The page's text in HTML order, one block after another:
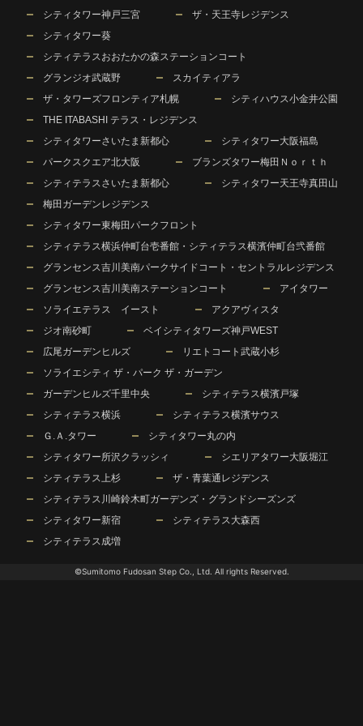
シティタワー神戸三宮
ザ・天王寺レジデンス
シティタワー葵
シティテラスおおたかの森ステーションコート
グランジオ武蔵野
スカイティアラ
ザ・タワーズフロンティア札幌
シティハウス小金井公園
THE ITABASHI テラス・レジデンス
シティタワーさいたま新都心
シティタワー大阪福島
パークスクエア北大阪
ブランズタワー梅田Ｎｏｒｔｈ
シティテラスさいたま新都心
シティタワー天王寺真田山
梅田ガーデンレジデンス
シティタワー東梅田パークフロント
シティテラス横浜仲町台壱番館・シティテラス横濱仲町台弐番館
グランセンス吉川美南パークサイドコート・セントラルレジデンス
グランセンス吉川美南ステーションコート
アイタワー
ソライエテラス イースト
アクアヴィスタ
ジオ南砂町
ベイシティタワーズ神戸WEST
広尾ガーデンヒルズ
リエトコート武蔵小杉
ソライエシティ ザ・パーク ザ・ガーデン
ガーデンヒルズ千里中央
シティテラス横濱戸塚
シティテラス横浜
シティテラス横濱サウス
Ｇ.Ａ.タワー
シティタワー丸の内
シティタワー所沢クラッシィ
シエリアタワー大阪堀江
シティテラス上杉
ザ・青葉通レジデンス
シティテラス川崎鈴木町ガーデンズ・グランドシーズンズ
シティタワー新宿
シティテラス大森西
シティテラス成増
©Sumitomo Fudosan Step Co., Ltd. All rights Reserved.